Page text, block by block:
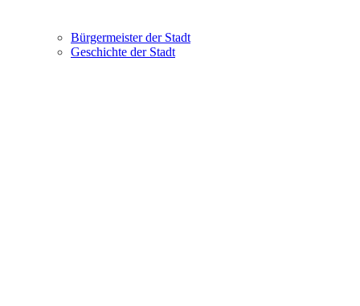
Bürgermeister der Stadt
Geschichte der Stadt